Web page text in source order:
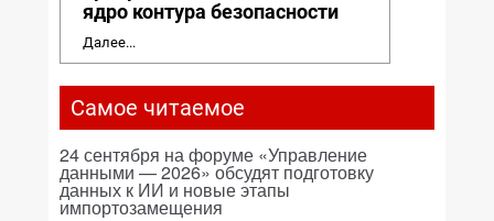
ядро контура безопасности
Далее...
Самое читаемое
24 сентября на форуме «Управление
данными — 2026» обсудят подготовку
данных к ИИ и новые этапы
импортозамещения